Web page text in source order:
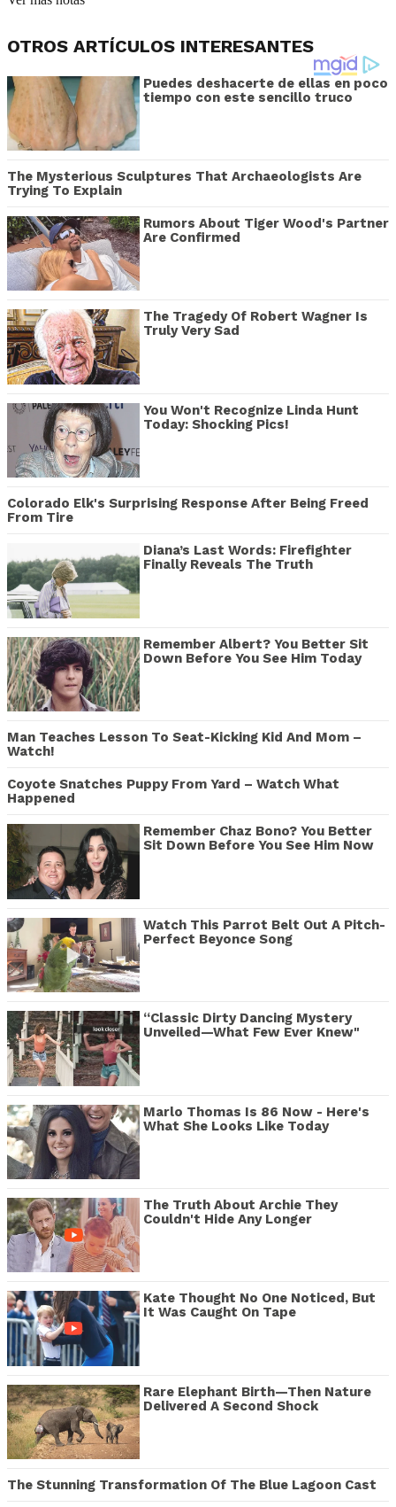
OTROS ARTÍCULOS INTERESANTES
Puedes deshacerte de ellas en poco
tiempo con este sencillo truco
The Mysterious Sculptures That Archaeologists Are
Trying To Explain
Rumors About Tiger Wood's Partner
Are Confirmed
The Tragedy Of Robert Wagner Is
Truly Very Sad
You Won't Recognize Linda Hunt
Today: Shocking Pics!
Colorado Elk's Surprising Response After Being Freed
From Tire
Diana’s Last Words: Firefighter
Finally Reveals The Truth
Remember Albert? You Better Sit
Down Before You See Him Today
Man Teaches Lesson To Seat-Kicking Kid And Mom –
Watch!
Coyote Snatches Puppy From Yard – Watch What
Happened
Remember Chaz Bono? You Better
Sit Down Before You See Him Now
Watch This Parrot Belt Out A Pitch-
Perfect Beyonce Song
“Classic Dirty Dancing Mystery
Unveiled—What Few Ever Knew"
Marlo Thomas Is 86 Now - Here's
What She Looks Like Today
The Truth About Archie They
Couldn't Hide Any Longer
Kate Thought No One Noticed, But
It Was Caught On Tape
Rare Elephant Birth—Then Nature
Delivered A Second Shock
The Stunning Transformation Of The Blue Lagoon Cast